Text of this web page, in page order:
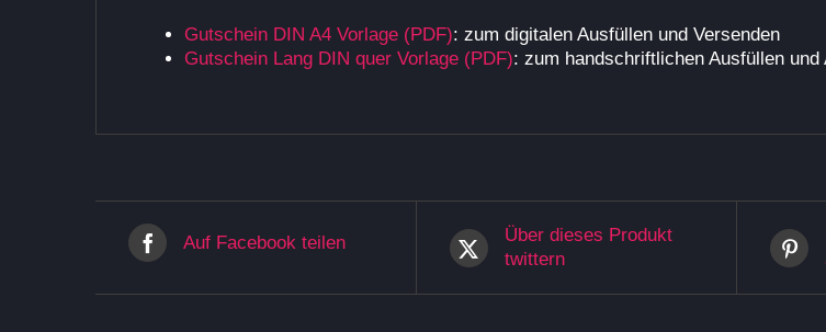
Gutschein DIN A4 Vorlage (PDF): zum digitalen Ausfüllen und Versenden
Gutschein Lang DIN quer Vorlage (PDF): zum handschriftlichen Ausfüllen und
Auf Facebook teilen
Über dieses Produkt
twittern